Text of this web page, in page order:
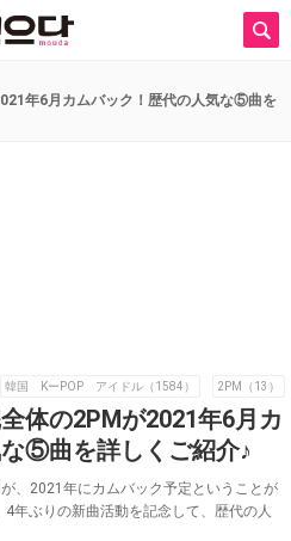
年6月カムバック！歴代の人気な⑤曲を
韓国 KーPOP アイドル（1584） 2PM（13）
体の2PMが2021年6月カ
⑤曲を詳しくご紹介♪
、2021年にカムバック予定ということが
年ぶりの新曲活動を記念して、歴代の人